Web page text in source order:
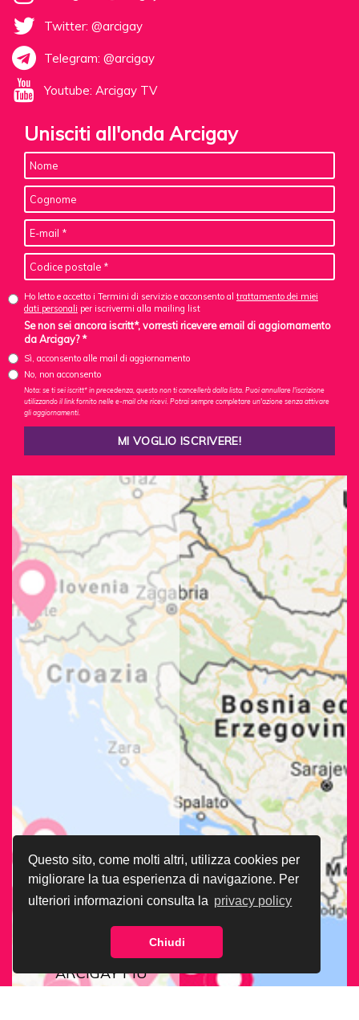
Questo sito, come molti altri, utilizza cookies per
migliorare la tua esperienza di navigazione. Per
ulteriori informazioni consulta la privacy policy
Chiudi
Twitter: @arcigay
Telegram: @arcigay
Youtube: Arcigay TV
Unisciti all'onda Arcigay
Ho letto e accetto i Termini di servizio e acconsento al trattamento dei miei
dati personali per iscrivermi alla mailing list
Se non sei ancora iscritt*, vorresti ricevere email di aggiornamento
da Arcigay? *
Sì, acconsento alle mail di aggiornamento
No, non acconsento
Nota: se ti sei iscritt* in precedenza, questo non ti cancellerà dalla lista. Puoi annullare l'iscrizione
utilizzando il link fornito nelle e-mail che ricevi. Potrai sempre completare un'azione senza attivare
gli aggiornamenti.
CERCA LA SEDE
ARCIGAY PIÙ